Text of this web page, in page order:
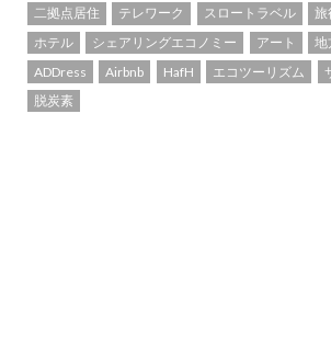
二拠点居住
テレワーク スロートラベル 旅
ホテル
シェアリングエコノミー アート 地
ADDress
Airbnb HafH エコツーリズム
脱炭素